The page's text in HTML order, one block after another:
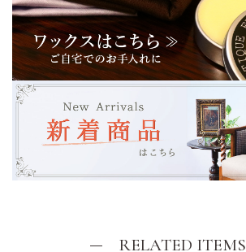
RELATED ITEMS